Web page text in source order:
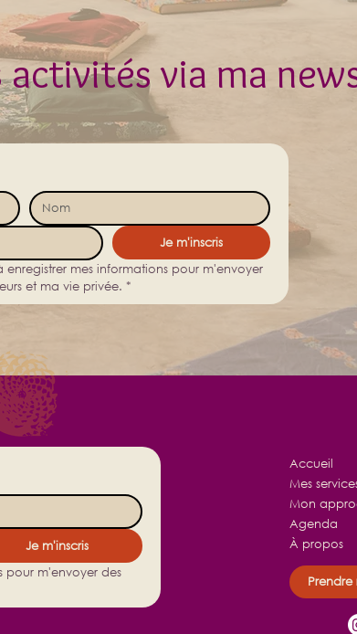
activités via ma
Je m'inscris
enregistrer mes informations pour m'envoyer
et ma vie privée. *
Je m'inscris
pour m'envoyer des
Accueil
Mes
Mon
Agenda
À propos
Prendre